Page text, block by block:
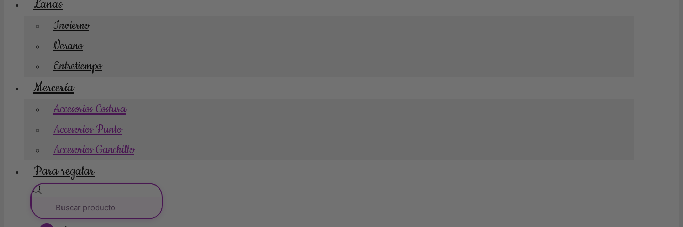
Lanas
Invierno
Verano
Entretiempo
Mercería
Accesorios Costura
Accesorios Punto
Accesorios Ganchillo
Para regalar